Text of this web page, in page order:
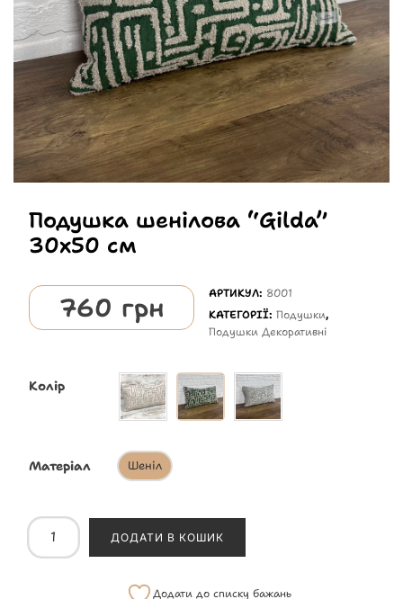
Подушка шенілова “Gilda”
30х50 см
760 грн АРТИКУЛ: 8001
КАТЕГОРІЇ:Подушки,
Подушки Декоративні
Колір
Матеріал Шеніл
ДОДАТИ В КОШИК
Додати до списку бажань